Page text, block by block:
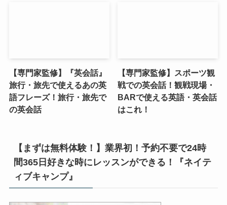
【専門家監修】『英会話』
旅行・旅先で使えるあの英
語フレーズ！旅行・旅先で
の英会話
【専門家監修】スポーツ観
戦での英会話！観戦現場・
BARで使える英語・英会話
はこれ！
【まずは無料体験！】業界初！予約不要で24時
間365日好きな時にレッスンができる！『ネイテ
ィブキャンプ』